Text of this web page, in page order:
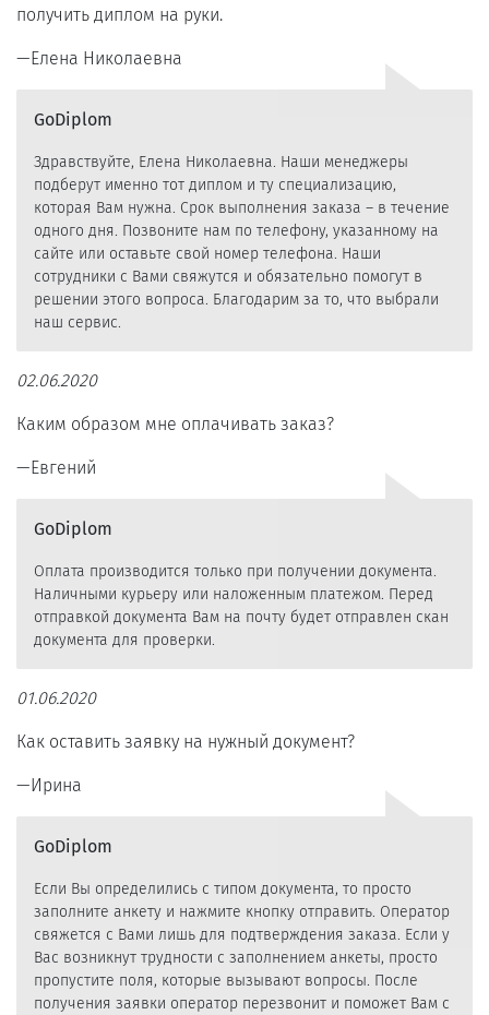
получить диплом на руки.
Елена Николаевна
GoDiplom
Здравствуйте, Елена Николаевна. Наши менеджеры
подберут именно тот диплом и ту специализацию,
которая Вам нужна. Срок выполнения заказа – в течение
одного дня. Позвоните нам по телефону, указанному на
сайте или оставьте свой номер телефона. Наши
сотрудники с Вами свяжутся и обязательно помогут в
решении этого вопроса. Благодарим за то, что выбрали
наш сервис.
02.06.2020
Каким образом мне оплачивать заказ?
Евгений
GoDiplom
Оплата производится только при получении документа.
Наличными курьеру или наложенным платежом. Перед
отправкой документа Вам на почту будет отправлен скан
документа для проверки.
01.06.2020
Как оставить заявку на нужный документ?
Ирина
GoDiplom
Если Вы определились с типом документа, то просто
заполните анкету и нажмите кнопку отправить. Оператор
свяжется с Вами лишь для подтверждения заказа. Если у
Вас возникнут трудности с заполнением анкеты, просто
пропустите поля, которые вызывают вопросы. После
получения заявки оператор перезвонит и поможет Вам с